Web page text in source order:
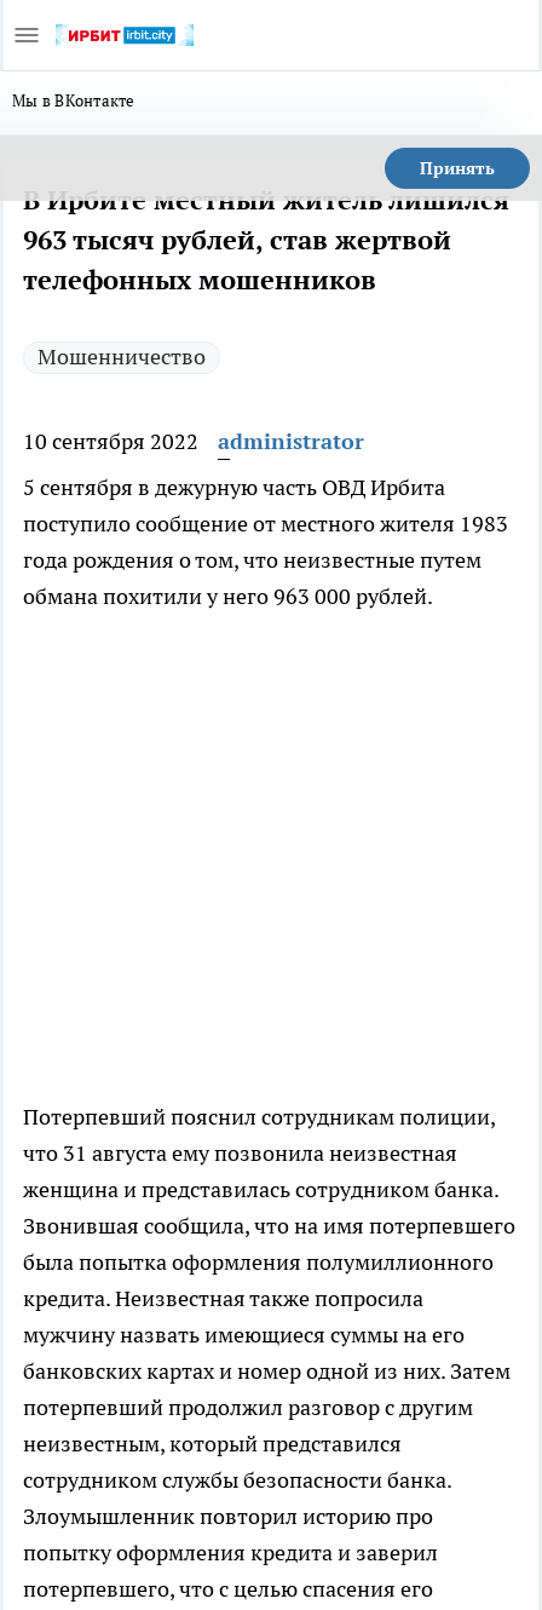
Мы в ВКонтакте
Принять
В Ирбите местный житель лишился
963 тысяч рублей, став жертвой
телефонных мошенников
Мошенничество
10 сентября 2022
administrator
5 сентября в дежурную часть ОВД Ирбита
поступило сообщение от местного жителя 1983
года рождения о том, что неизвестные путем
обмана похитили у него 963 000 рублей.
Потерпевший пояснил сотрудникам полиции,
что 31 августа ему позвонила неизвестная
женщина и представилась сотрудником банка.
Звонившая сообщила, что на имя потерпевшего
была попытка оформления полумиллионного
кредита. Неизвестная также попросила
мужчину назвать имеющиеся суммы на его
банковских картах и номер одной из них. Затем
потерпевший продолжил разговор с другим
неизвестным, который представился
сотрудником службы безопасности банка.
Злоумышленник повторил историю про
попытку оформления кредита и заверил
потерпевшего, что с целью спасения его